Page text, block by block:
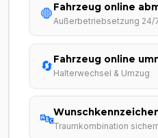
🛑Fahrzeug online
Außerbetriebsetzung 24/
🔄Fahrzeug online
Halterwechsel & Umzug
🔤Traumkombination